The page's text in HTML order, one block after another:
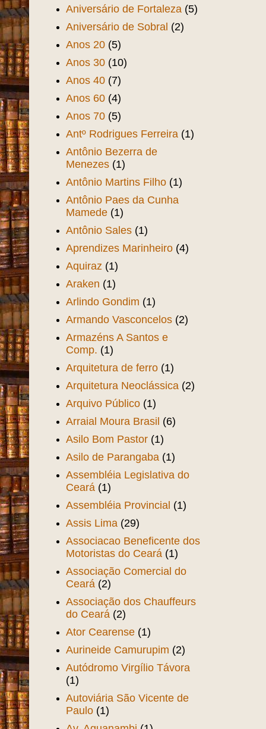
Aniversário de Fortaleza (5)
Aniversário de Sobral (2)
Anos 20 (5)
Anos 30 (10)
Anos 40 (7)
Anos 60 (4)
Anos 70 (5)
Antº Rodrigues Ferreira (1)
Antônio Bezerra de
Menezes (1)
Antônio Martins Filho (1)
Antônio Paes da Cunha
Mamede (1)
Antônio Sales (1)
Aprendizes Marinheiro (4)
Aquiraz (1)
Araken (1)
Arlindo Gondim (1)
Armando Vasconcelos (2)
Armazéns A Santos e
Comp. (1)
Arquitetura de ferro (1)
Arquitetura Neoclássica (2)
Arquivo Público (1)
Arraial Moura Brasil (6)
Asilo Bom Pastor (1)
Asilo de Parangaba (1)
Assembléia Legislativa do
Ceará (1)
Assembléia Provincial (1)
Assis Lima (29)
Associacao Beneficente dos
Motoristas do Ceará (1)
Associação Comercial do
Ceará (2)
Associação dos Chauffeurs
do Ceará (2)
Ator Cearense (1)
Aurineide Camurupim (2)
Autódromo Virgílio Távora
(1)
Autoviária São Vicente de
Paulo (1)